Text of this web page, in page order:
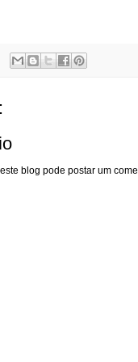
blog pode postar um